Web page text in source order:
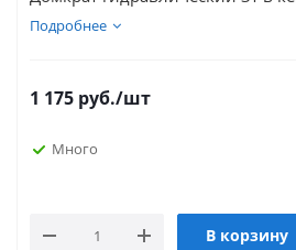
Подробнее
1 175 руб./шт
Много
В корзину